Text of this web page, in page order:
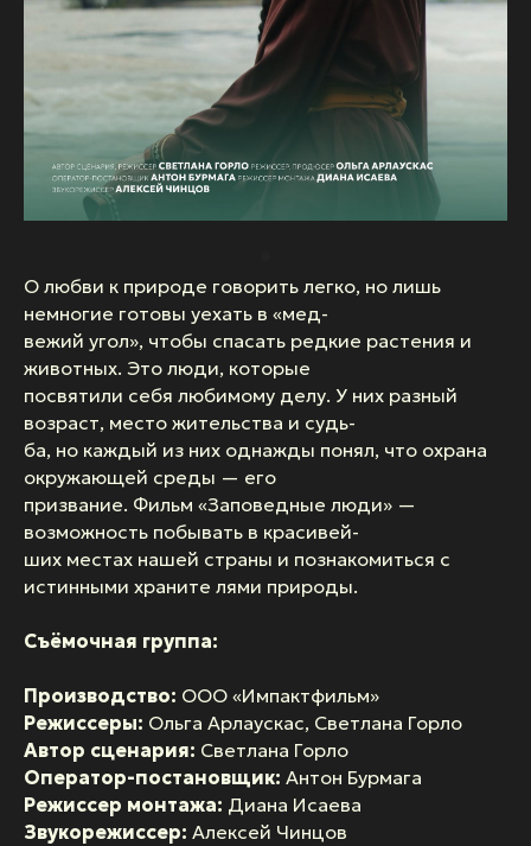
О любви к природе говорить легко, но лишь
немногие готовы уехать в «мед-
вежий угол», чтобы спасать редкие растения и
животных. Это люди, которые
посвятили себя любимому делу. У них разный
возраст, место жительства и судь-
ба, но каждый из них однажды понял, что охрана
окружающей среды — его
призвание. Фильм «Заповедные люди» —
возможность побывать в красивей-
ших местах нашей страны и познакомиться с
истинными храните лями природы.
Съёмочная группа:
Производство: ООО «Импактфильм»
Режиссеры: Ольга Арлаускас, Светлана Горло
Автор сценария: Светлана Горло
Оператор-постановщик: Антон Бурмага
Режиссер монтажа: Диана Исаева
Звукорежиссер: Алексей Чинцов